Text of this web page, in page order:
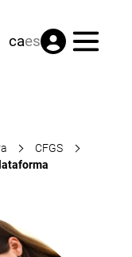
caes Menú
CFGS